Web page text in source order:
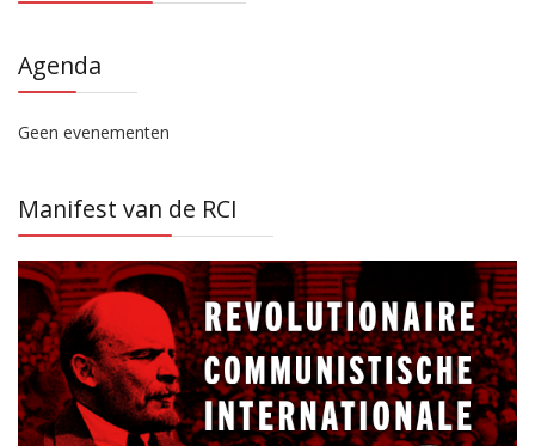
Agenda
Geen evenementen
Manifest van de RCI